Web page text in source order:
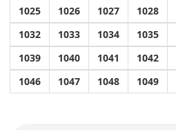
1025
1026 1027 1028
1032
1033 1034 1035
1039
1040 1041 1042
1046
1047 1048 1049